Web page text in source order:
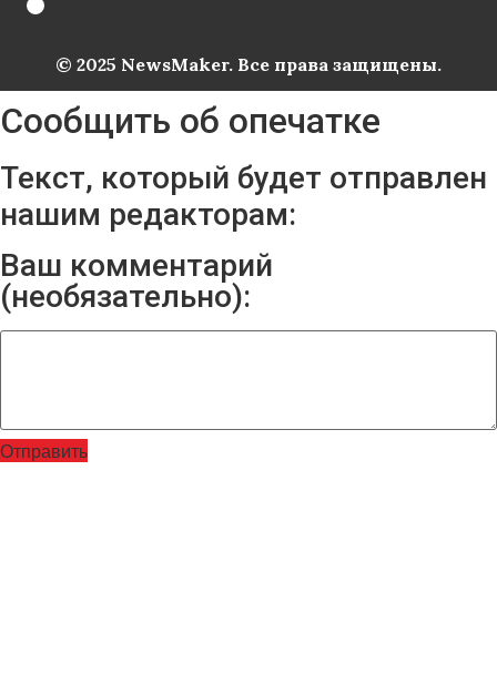
© 2025 NewsMaker. Все права защищены.
Сообщить об опечатке
Текст, который будет отправлен
нашим редакторам:
Ваш комментарий
(необязательно):
Отправить